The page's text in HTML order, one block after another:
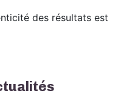
des résultats est